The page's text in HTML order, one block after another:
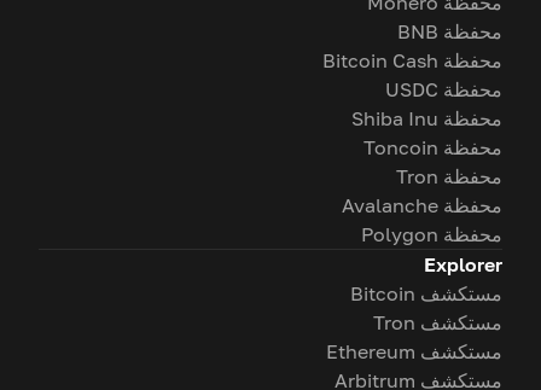
محفظة BNB
محفظة Bitcoin Cash
محفظة USDC
محفظة Shiba Inu
محفظة Toncoin
محفظة Tron
محفظة Avalanche
محفظة Polygon
Explorer
مستكشف Bitcoin
مستكشف Tron
مستكشف Ethereum
مستكشف Arbitrum